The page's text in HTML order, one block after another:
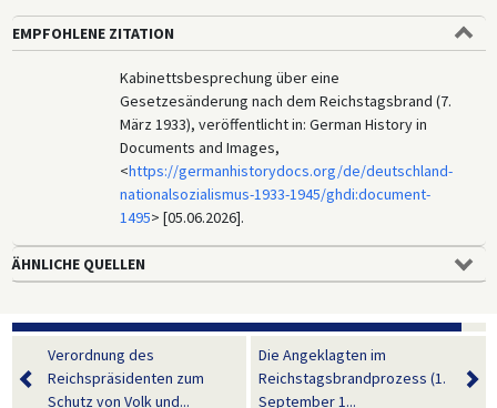
EMPFOHLENE ZITATION
Kabinettsbesprechung über eine
Gesetzesänderung nach dem Reichstagsbrand (7.
März 1933), veröffentlicht in: German History in
Documents and Images,
<https://germanhistorydocs.org/de/deutschland-
nationalsozialismus-1933-1945/ghdi:document-
1495> [05.06.2026].
ÄHNLICHE QUELLEN
Verordnung des
Reichspräsidenten zum
Schutz von Volk und...
Die Angeklagten im
Reichstagsbrandprozess (1.
September 1...